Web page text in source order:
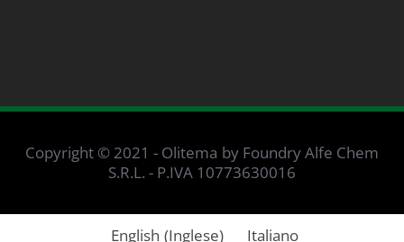
Copyright © 2021 - Olitema by Foundry Alfe Chem
S.R.L. - P.IVA 10773630016
English (Inglese) Italiano